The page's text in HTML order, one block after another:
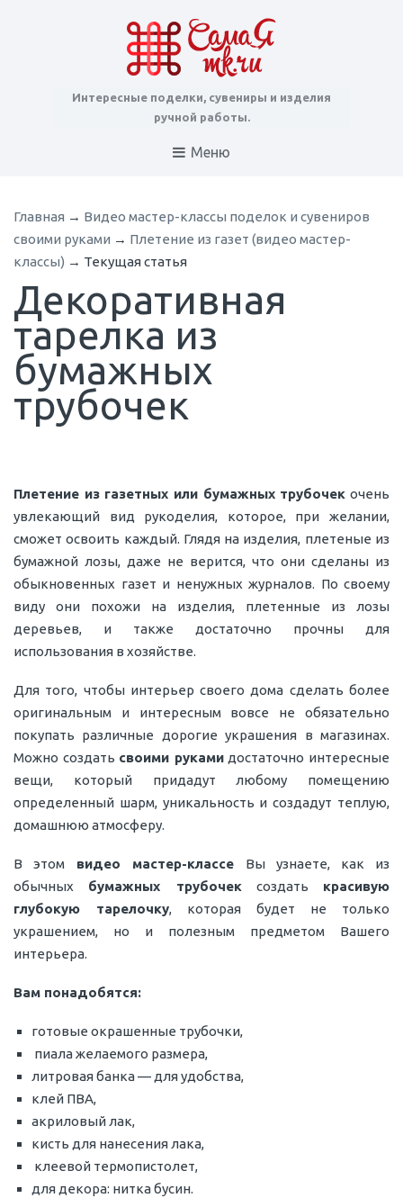
Интересные поделки, сувениры и изделия
ручной работы.
Меню
Главная → Видео мастер-классы поделок и сувениров
своими руками → Плетение из газет (видео мастер-
классы) → Текущая статья
Декоративная
тарелка из
бумажных
трубочек
Плетение из газетных или бумажных трубочек очень
увлекающий вид рукоделия, которое, при желании,
сможет освоить каждый. Глядя на изделия, плетеные из
бумажной лозы, даже не верится, что они сделаны из
обыкновенных газет и ненужных журналов. По своему
виду они похожи на изделия, плетенные из лозы
деревьев, и также достаточно прочны для
использования в хозяйстве.
Для того, чтобы интерьер своего дома сделать более
оригинальным и интересным вовсе не обязательно
покупать различные дорогие украшения в магазинах.
Можно создать своими рукамидостаточно интересные
вещи, который придадут любому помещению
определенный шарм, уникальность и создадут теплую,
домашнюю атмосферу.
В этом видео мастер-классе Вы узнаете, как из
обычных бумажных трубочексоздать красивую
глубокую тарелочку, которая будет не только
украшением, но и полезным предметом Вашего
интерьера.
Вам понадобятся:
готовые окрашенные трубочки,
пиала желаемого размера,
литровая банка — для удобства,
клей ПВА,
акриловый лак,
кисть для нанесения лака,
клеевой термопистолет,
для декора: нитка бусин.